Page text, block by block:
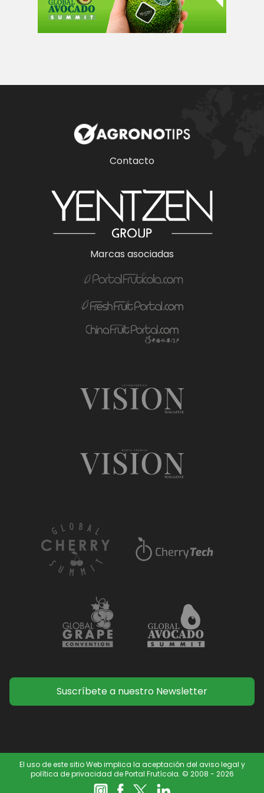
Contacto
Marcas asociadas
Suscríbete a nuestro Newsletter
El uso de este sitio Web implica la aceptación del aviso legal y
política de privacidad de Portal Frutícola. © 2008 - 2026